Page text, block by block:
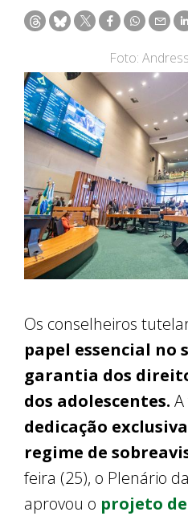
Foto:
Os conselheiros
papel essencial no
garantia dos
dos adolescentes.
dedicação
regime de
feira (25), o Plenário
aprovou o projeto de